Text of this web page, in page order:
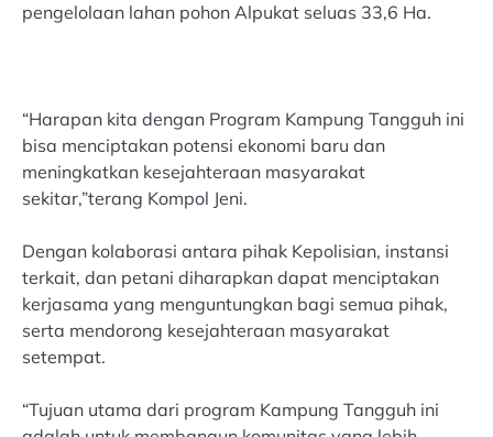
pengelolaan lahan pohon Alpukat seluas 33,6 Ha.
“Harapan kita dengan Program Kampung Tangguh ini
bisa menciptakan potensi ekonomi baru dan
meningkatkan kesejahteraan masyarakat
sekitar,”terang Kompol Jeni.
Dengan kolaborasi antara pihak Kepolisian, instansi
terkait, dan petani diharapkan dapat menciptakan
kerjasama yang menguntungkan bagi semua pihak,
serta mendorong kesejahteraan masyarakat
setempat.
“Tujuan utama dari program Kampung Tangguh ini